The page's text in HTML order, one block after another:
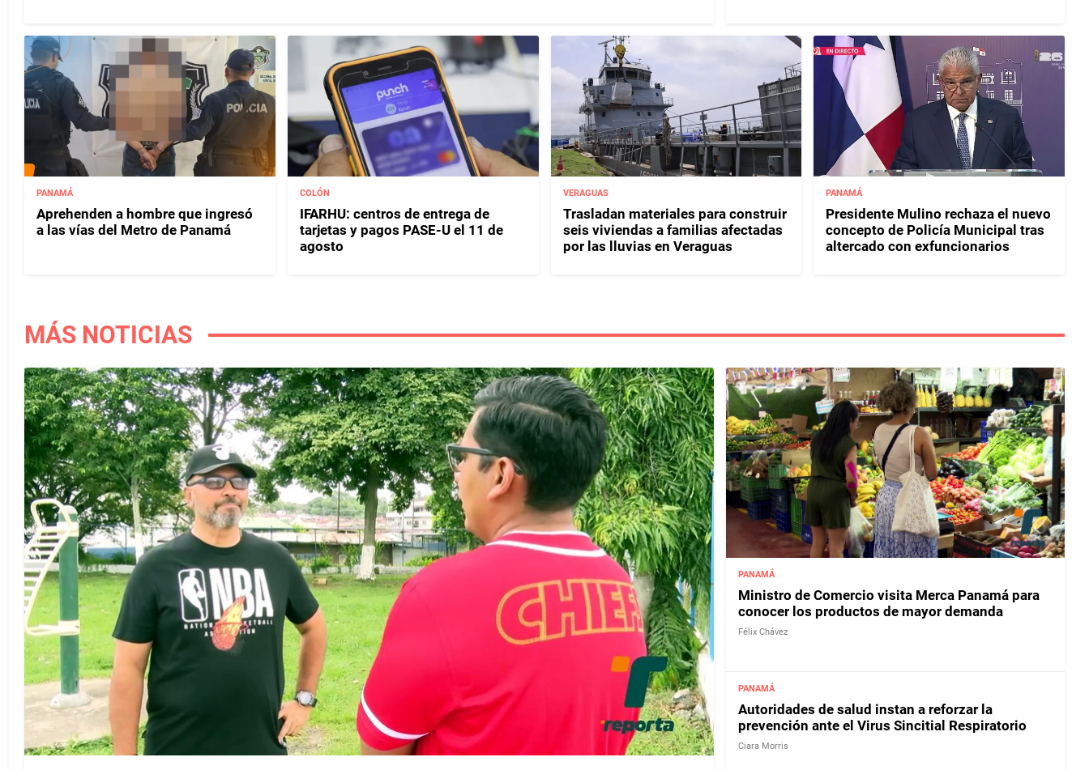
PANAMÁ
Aprehenden a hombre que ingresó
a las vías del Metro de Panamá
COLÓN
IFARHU: centros de entrega de
tarjetas y pagos PASE-U el 11 de
agosto
VERAGUAS
Trasladan materiales para construir
seis viviendas a familias afectadas
por las lluvias en Veraguas
PANAMÁ
Presidente Mulino rechaza el nuevo
concepto de Policía Municipal tras
altercado con exfuncionarios
MÁS NOTICIAS
PANAMÁ
Ministro de Comercio visita Merca Panamá para
conocer los productos de mayor demanda
Félix Chávez
PANAMÁ
Autoridades de salud instan a reforzar la
prevención ante el Virus Sincitial Respiratorio
Ciara Morris